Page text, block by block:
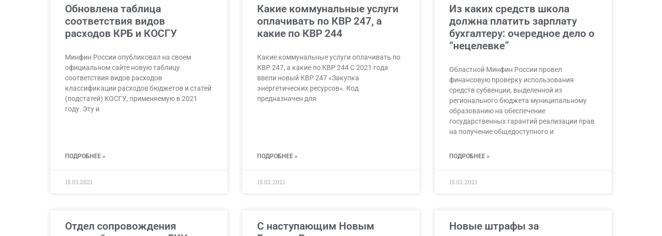
Обновлена таблица
соответствия видов
расходов КРБ и КОСГУ
Минфин России опубликовал на своем
официальном сайте новую таблицу
соответствия видов расходов
классификации расходов бюджетов и статей
(подстатей) КОСГУ, применяемую в 2021
году. Эту и
ПОДРОБНЕЕ »
15.03.2021
Какие коммунальные услуги
оплачивать по КВР 247, а
какие по КВР 244
Какие коммунальные услуги оплачивать по
КВР 247, а какие по КВР 244 С 2021 года
ввели новый КВР 247 «Закупка
энергетических ресурсов». Код
предназначен для
ПОДРОБНЕЕ »
15.02.2021
Из каких средств школа
должна платить зарплату
бухгалтеру: очередное дело о
“нецелевке”
Областной Минфин России провел
финансовую проверку использования
средств субвенции, выделенной из
регионального бюджета муниципальному
образованию на обеспечение
государственных гарантий реализации прав
на получение общедоступного и
ПОДРОБНЕЕ »
15.02.2021
Отдел сопровождения
С наступающим Новым
Новые штрафы за